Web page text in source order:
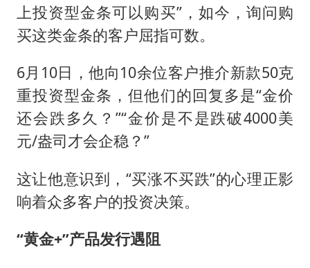
上投资型金条可以购买”，如今，询问购
买这类金条的客户屈指可数。
6月10日，他向10余位客户推介新款50克
重投资型金条，但他们的回复多是“金价
还会跌多久？”“金价是不是跌破4000美
元/盎司才会企稳？”
这让他意识到，“买涨不买跌”的心理正影
响着众多客户的投资决策。
“黄金+”产品发行遇阻